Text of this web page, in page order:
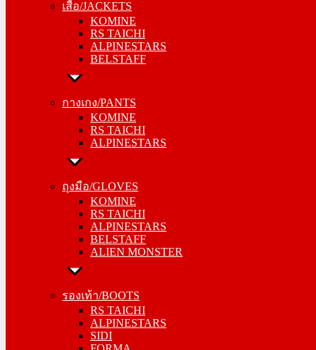
เสื้อ/JACKETS
KOMINE
RS TAICHI
ALPINESTARS
BELSTAFF
กางเกง/PANTS
KOMINE
RS TAICHI
ALPINESTARS
ถุงมือ/GLOVES
KOMINE
RS TAICHI
ALPINESTARS
BELSTAFF
ALIEN MONSTER
รองเท้า/BOOTS
RS TAICHI
ALPINESTARS
SIDI
RS TAICHI
ALPINESTARS
BELSTAFF
กางเกง/PANTS
RS TAICHI
ALPINESTARS
ถุงมือ/GLOVES
RS TAICHI
ALPINESTARS
BELSTAFF
ALIEN MONSTER
รองเท้า/BOOTS
ALPINESTARS
SIDI
FORMA
GAERNE